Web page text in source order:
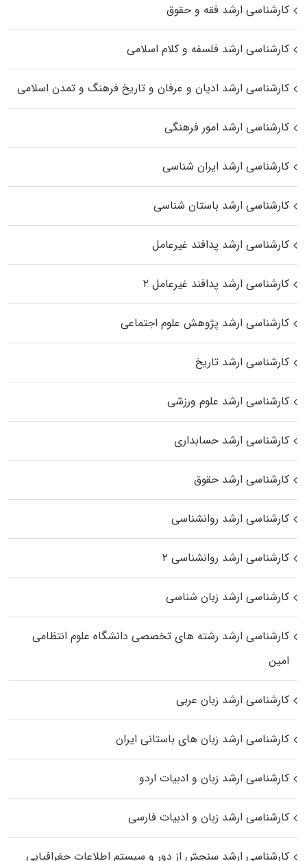
کارشناسی ارشد فقه و حقوق
کارشناسی ارشد فلسفه و کلام اسلامی
کارشناسی ارشد ادیان و عرفان و تاریخ فرهنگ و تمدن اسلامی
کارشناسی ارشد امور فرهنگی
کارشناسی ارشد ایران شناسی
کارشناسی ارشد باستان شناسی
کارشناسی ارشد پدافند غیرعامل
کارشناسی ارشد پدافند غیرعامل ۲
کارشناسی ارشد پژوهش علوم اجتماعی
کارشناسی ارشد تاریخ
کارشناسی ارشد علوم ورزشی
کارشناسی ارشد حسابداری
کارشناسی ارشد حقوق
کارشناسی ارشد روانشناسی
کارشناسی ارشد روانشناسی ۲
کارشناسی ارشد زبان شناسی
کارشناسی ارشد رﺷﺘﻪ ﻫﺎی تخصصی داﻧﺸﮕﺎه ﻋﻠﻮم انتظامی
اﻣﻴﻦ
کارشناسی ارشد زبان عربی
کارشناسی ارشد زبان‌ های باستانی ایران
کارشناسی ارشد زبان و ادبیات اردو
کارشناسی ارشد زبان و ادبیات فارسی
کارشناسی ارشد سنجش از دور و سیستم اطلاعات جغرافیایی